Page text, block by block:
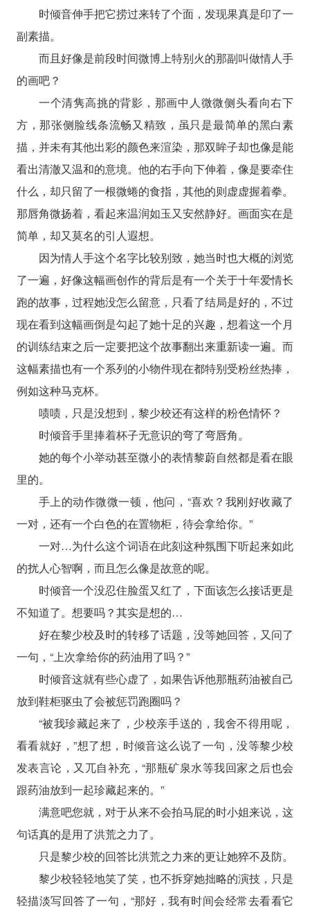
时倾音伸手把它捞过来转了个面，发现果真是印了一
副素描。
而且好像是前段时间微博上特别火的那副叫做情人手
的画吧？
一个清隽高挑的背影，那画中人微微侧头看向右下
方，那张侧脸线条流畅又精致，虽只是最简单的黑白素
描，并未有其他出彩的颜色来渲染，那双眸子却也像是能
看出清澈又温和的意境。他的右手向下伸着，像是要牵住
什么，却只留了一根微蜷的食指，其他的则虚虚握着拳。
那唇角微扬着，看起来温润如玉又安然静好。画面实在是
简单，却又莫名的引人遐想。
因为情人手这个名字比较别致，她当时也大概的浏览
了一遍，好像这幅画创作的背后是有一个关于十年爱情长
跑的故事，过程她没怎么留意，只看了结局是好的，不过
现在看到这幅画倒是勾起了她十足的兴趣，想着这一个月
的训练结束之后一定要把这个故事翻出来重新读一遍。而
这幅素描也有一个系列的小物件现在都特别受粉丝热捧，
例如这种马克杯。
啧啧，只是没想到，黎少校还有这样的粉色情怀？
时倾音手里捧着杯子无意识的弯了弯唇角。
她的每个小举动甚至微小的表情黎蔚自然都是看在眼
里的。
手上的动作微微一顿，他问，“喜欢？我刚好收藏了
一对，还有一个白色的在置物柜，待会拿给你。”
一对…为什么这个词语在此刻这种氛围下听起来如此
的扰人心智啊，而且怎么像是故意的呢。
时倾音一个没忍住脸蛋又红了，下面该怎么接话更是
不知道了。想要吗？其实是想的…
好在黎少校及时的转移了话题，没等她回答，又问了
一句，“上次拿给你的药油用了吗？”
时倾音这就有些心虚了，如果告诉他那瓶药油被自己
放到鞋柜驱虫了会被惩罚跑圈吗？
“被我珍藏起来了，少校亲手送的，我舍不得用呢，
看看就好，”想了想，时倾音这么说了一句，没等黎少校
发表言论，又兀自补充，“那瓶矿泉水等我回家之后也会
跟药油放到一起珍藏起来的。”
满意吧您就，对于从来不会拍马屁的时小姐来说，这
句话真的是用了洪荒之力了。
只是黎少校的回答比洪荒之力来的更让她猝不及防。
黎少校轻轻地笑了笑，也不拆穿她拙略的演技，只是
轻描淡写回答了一句，“那好，我有时间会经常去看看它